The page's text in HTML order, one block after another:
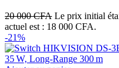
20 000CFA Le prix initial
actuel est : 18 000 CFA.
-21%